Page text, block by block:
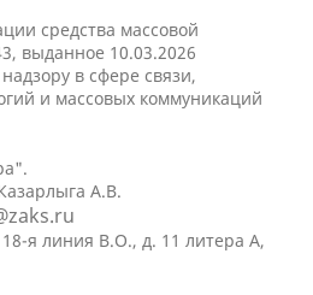
средства массовой
выданное 10.03.2026
в сфере связи,
и массовых коммуникаций
А.В.
я линия В.О., д. 11 литера А,